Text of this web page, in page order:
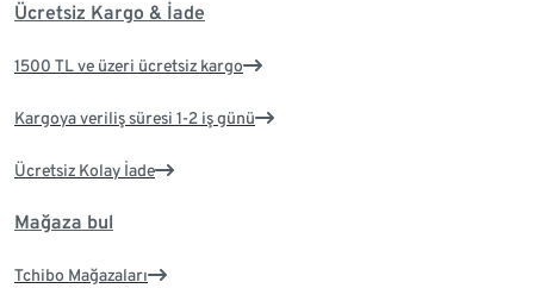
Ücretsiz Kargo & İade
1500 TL ve üzeri ücretsiz kargo
Kargoya veriliş süresi 1-2 iş günü
Ücretsiz Kolay İade
Mağaza bul
Tchibo Mağazaları